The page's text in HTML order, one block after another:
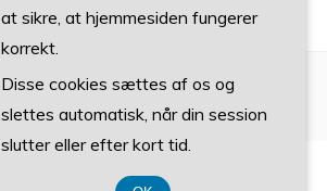
at sikre, at hjemmesiden fungerer
korrekt.
Disse cookies sættes af os og
slettes automatisk, når din session
slutter eller efter kort tid.